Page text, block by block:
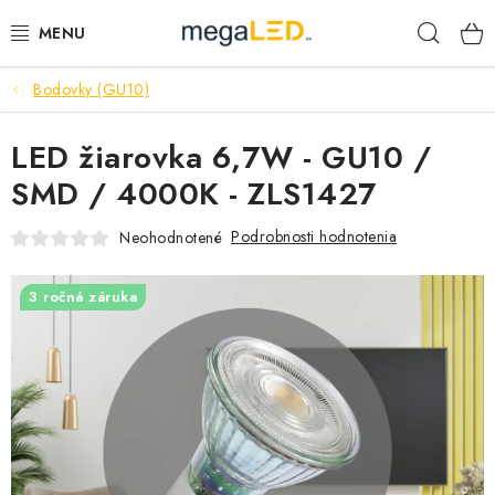
na
PRIEMYSEL
SVIETIDLÁ
ŽIAROVKY A TRUBICE
ELEKTROMATERIÁL
VENTILÁTORY
SAMSUNG SVIETIDLÁ
Bodovky (GU10)
LED žiarovka 6,7W - GU10 /
SMD / 4000K - ZLS1427
Neohodnotené Podrobnosti hodnotenia
3 ročná záruka